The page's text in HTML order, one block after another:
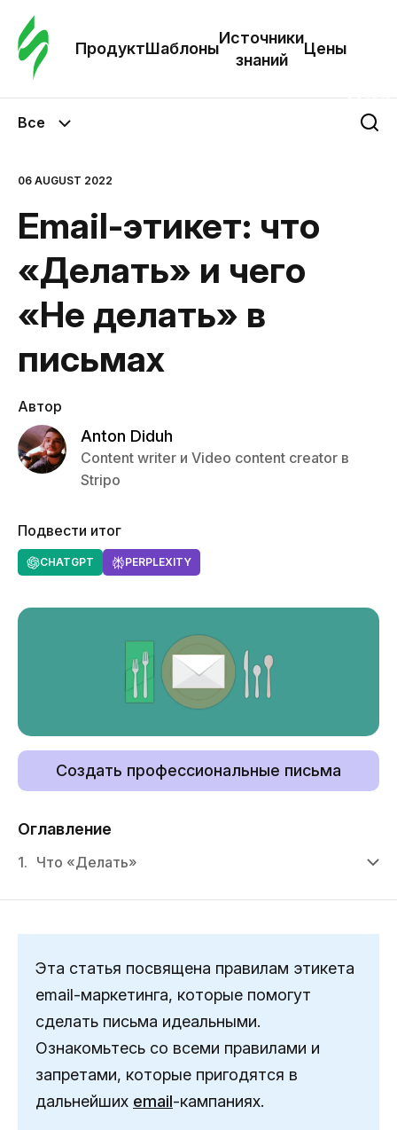
ПродуктШаблоны
Источники
знаний
Цены
Все
06 AUGUST 2022
Email-этикет: что
«Делать» и чего
«Не делать» в
письмах
Автор
Anton Diduh
Content writer и Video content creator в
Stripo
Подвести итог
CHATGPT PERPLEXITY
Создать профессиональные письма
Оглавление
1. Что «Делать»
Эта статья посвящена правилам этикета
email-маркетинга, которые помогут
сделать письма идеальными.
Ознакомьтесь со всеми правилами и
запретами, которые пригодятся в
дальнейших email-кампаниях.